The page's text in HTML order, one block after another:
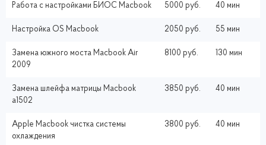
Работа с настройками БИОС Macbook 5000 руб. 40 мин
Настройка ОS Macbook 2050 руб. 55 мин
Замена южного моста Macbook Air
2009
8100 руб. 130 мин
Замена шлейфа матрицы Macbook
a1502
3850 руб. 40 мин
Apple Macbook чистка системы
охлаждения
3800 руб. 40 мин